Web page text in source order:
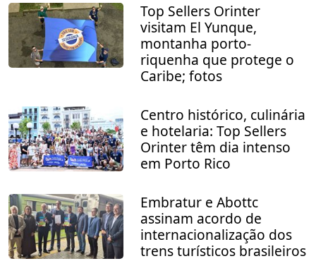
Top Sellers Orinter
visitam El Yunque,
montanha porto-
riquenha que protege o
Caribe; fotos
Centro histórico, culinária
e hotelaria: Top Sellers
Orinter têm dia intenso
em Porto Rico
Embratur e Abottc
assinam acordo de
internacionalização dos
trens turísticos brasileiros